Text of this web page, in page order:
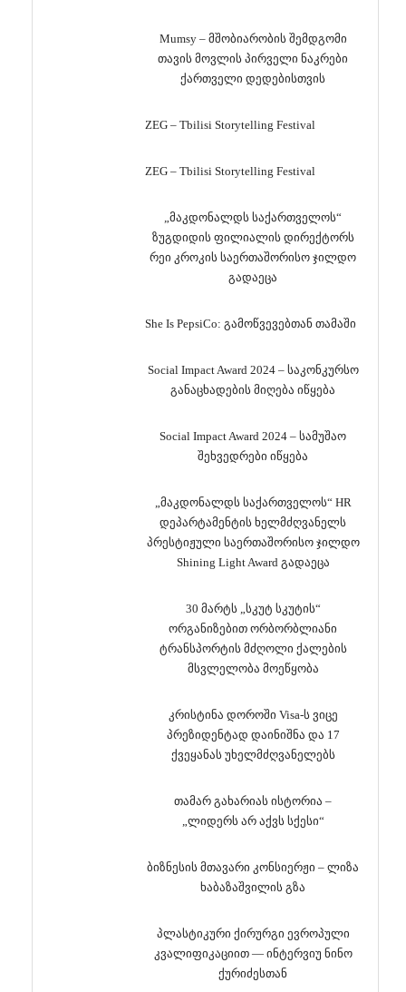
Mumsy – მშობიარობის შემდგომი
თავის მოვლის პირველი ნაკრები
ქართველი დედებისთვის
ZEG – Tbilisi Storytelling Festival
ZEG – Tbilisi Storytelling Festival
„მაკდონალდს საქართველოს“
ზუგდიდის ფილიალის დირექტორს
რეი კროკის საერთაშორისო ჯილდო
გადაეცა
She Is PepsiCo: გამოწვევებთან თამაში
Social Impact Award 2024 – საკონკურსო
განაცხადების მიღება იწყება
Social Impact Award 2024 – სამუშაო
შეხვედრები იწყება
„მაკდონალდს საქართველოს“ HR
დეპარტამენტის ხელმძღვანელს
პრესტიჟული საერთაშორისო ჯილდო
Shining Light Award გადაეცა
30 მარტს „სკუტ სკუტის“
ორგანიზებით ორბორბლიანი
ტრანსპორტის მძღოლი ქალების
მსვლელობა მოეწყობა
კრისტინა დოროში Visa-ს ვიცე
პრეზიდენტად დაინიშნა და 17
ქვეყანას უხელმძღვანელებს
თამარ გახარიას ისტორია –
„ლიდერს არ აქვს სქესი“
ბიზნესის მთავარი კონსიერჟი – ლიზა
ხაბაზაშვილის გზა
პლასტიკური ქირურგი ევროპული
კვალიფიკაციით — ინტერვიუ ნინო
ქურიძესთან